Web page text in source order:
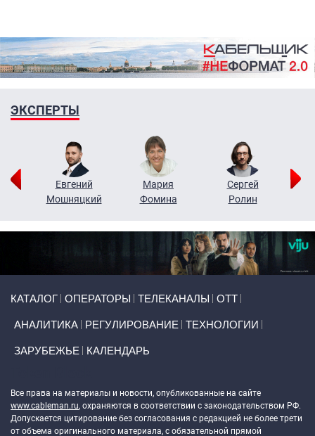
ЭКСПЕРТЫ
Евгений
Мошняцкий
Мария
Фомина
Сергей
Ролин
КАТАЛОГ ОПЕРАТОРЫ ТЕЛЕКАНАЛЫ ОТТ
АНАЛИТИКА РЕГУЛИРОВАНИЕ ТЕХНОЛОГИИ
ЗАРУБЕЖЬЕ КАЛЕНДАРЬ
Все права на материалы и новости, опубликованные на сайте
www.cableman.ru, охраняются в соответствии с законодательством РФ.
Допускается цитирование без согласования с редакцией не более трети
от объема оригинального материала, с обязательной прямой